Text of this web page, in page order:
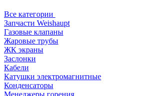
Все категории
Запчасти Weishaupt
Газовые клапаны
Жаровые трубы
ЖК экраны
Заслонки
Кабели
Катушки электромагнитные
Конденсаторы